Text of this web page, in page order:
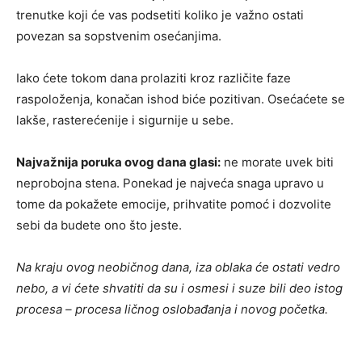
trenutke koji će vas podsetiti koliko je važno ostati
povezan sa sopstvenim osećanjima.
Iako ćete tokom dana prolaziti kroz različite faze
raspoloženja, konačan ishod biće pozitivan. Osećaćete se
lakše, rasterećenije i sigurnije u sebe.
Najvažnija poruka ovog dana glasi: ne morate uvek biti
neprobojna stena. Ponekad je najveća snaga upravo u
tome da pokažete emocije, prihvatite pomoć i dozvolite
sebi da budete ono što jeste.
Na kraju ovog neobičnog dana, iza oblaka će ostati vedro
nebo, a vi ćete shvatiti da su i osmesi i suze bili deo istog
procesa – procesa ličnog oslobađanja i novog početka.